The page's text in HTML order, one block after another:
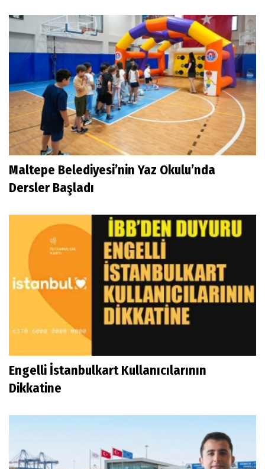
Maltepe Belediyesi’nin Yaz Okulu’nda
Dersler Başladı
Engelli İstanbulkart Kullanıcılarının
Dikkatine